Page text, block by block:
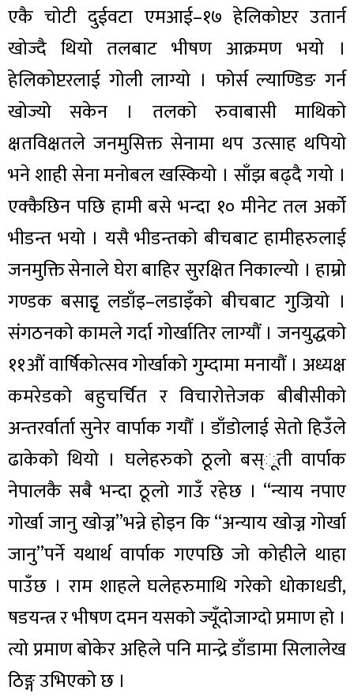
एकै चोटी दुईवटा एमआई–१७ हेलिकोप्टर उतार्न
खोज्दै थियो तलबाट भीषण आक्रमण भयो ।
हेलिकोप्टरलाई गोली लाग्यो । फोर्स ल्याण्डिङ गर्न
खोज्यो सकेन । तलको रुवाबासी माथिको
क्षतविक्षतले जनमुसिक्त सेनामा थप उत्साह थपियो
भने शाही सेना मनोबल खस्कियो । साँझ बढ्दै गयो ।
एक्कैछिन पछि हामी बसे भन्दा १० मीनेट तल अर्को
भीडन्त भयो । यसै भीडन्तको बीचबाट हामीहरुलाई
जनमुक्ति सेनाले घेरा बाहिर सुरक्षित निकाल्यो । हाम्रो
गण्डक बसाइृ लडाँइ–लडाइँको बीचबाट गुज्रियो ।
संगठनको कामले गर्दा गोर्खातिर लाग्यौं । जनयुद्धको
११औं वार्षिकोत्सव गोर्खाको गुम्दामा मनायौं । अध्यक्ष
कमरेडको बहुचर्चित र विचारोत्तेजक बीबीसीको
अन्तरर्वार्ता सुनेर वार्पाक गयौं । डाँडोलाई सेतो हिउँले
ढाकेको थियो । घलेहरुको ठूलो बस्ूती वार्पाक
नेपालकै सबै भन्दा ठूलो गाउँ रहेछ । “न्याय नपाए
गोर्खा जानु खोज्न”भन्ने होइन कि “अन्याय खोज्न गोर्खा
जानु”पर्ने यथार्थ वार्पाक गएपछि जो कोहीले थाहा
पाउँछ । राम शाहले घलेहरुमाथि गरेको धोकाधडी,
षडयन्त्र र भीषण दमन यसको ज्यूँदोजाग्दो प्रमाण हो ।
त्यो प्रमाण बोकेर अहिले पनि मान्द्रे डाँडामा सिलालेख
ठिङ्ग उभिएको छ ।